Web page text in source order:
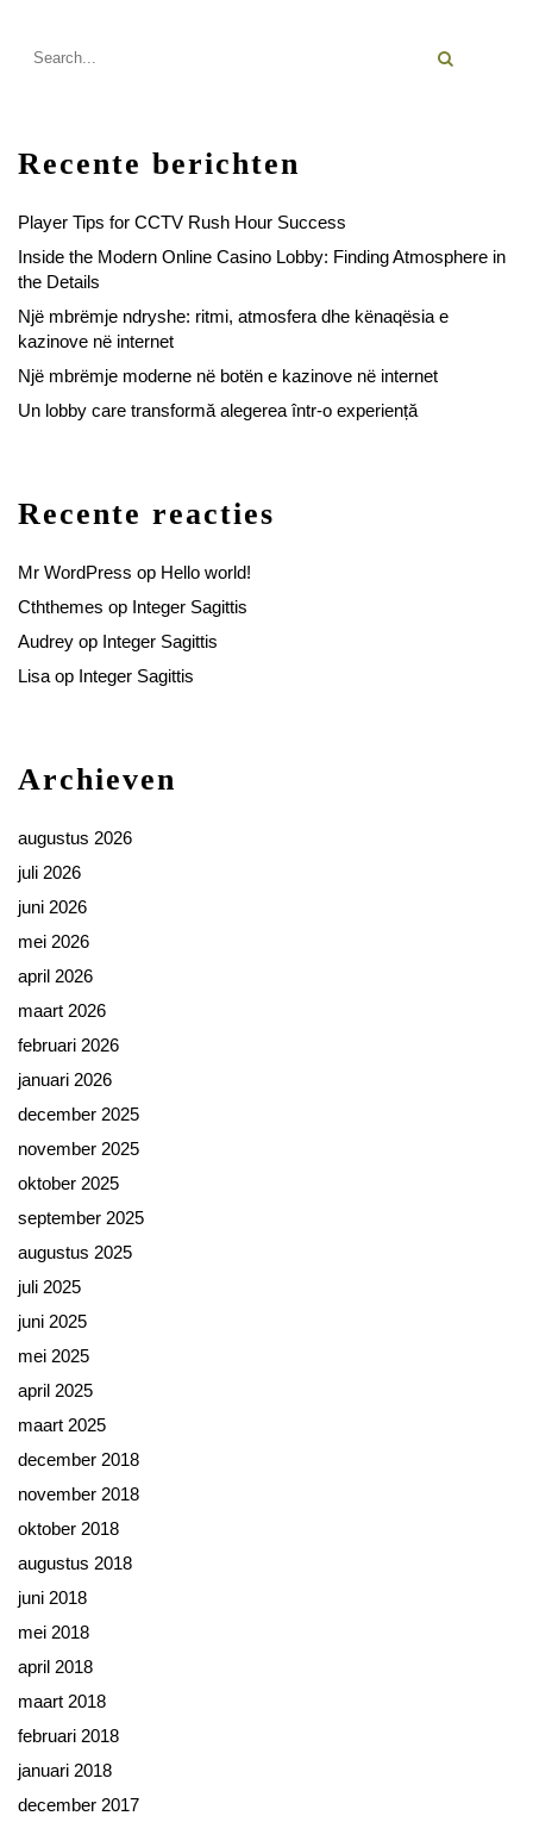
Recente berichten
Player Tips for CCTV Rush Hour Success
Inside the Modern Online Casino Lobby: Finding Atmosphere in
the Details
Një mbrëmje ndryshe: ritmi, atmosfera dhe kënaqësia e
kazinove në internet
Një mbrëmje moderne në botën e kazinove në internet
Un lobby care transformă alegerea într-o experiență
Recente reacties
Mr WordPress op Hello world!
Cththemes op Integer Sagittis
Audrey op Integer Sagittis
Lisa op Integer Sagittis
Archieven
augustus 2026
juli 2026
juni 2026
mei 2026
april 2026
maart 2026
februari 2026
januari 2026
december 2025
november 2025
oktober 2025
september 2025
augustus 2025
juli 2025
juni 2025
mei 2025
april 2025
maart 2025
december 2018
november 2018
oktober 2018
augustus 2018
juni 2018
mei 2018
april 2018
maart 2018
februari 2018
januari 2018
december 2017